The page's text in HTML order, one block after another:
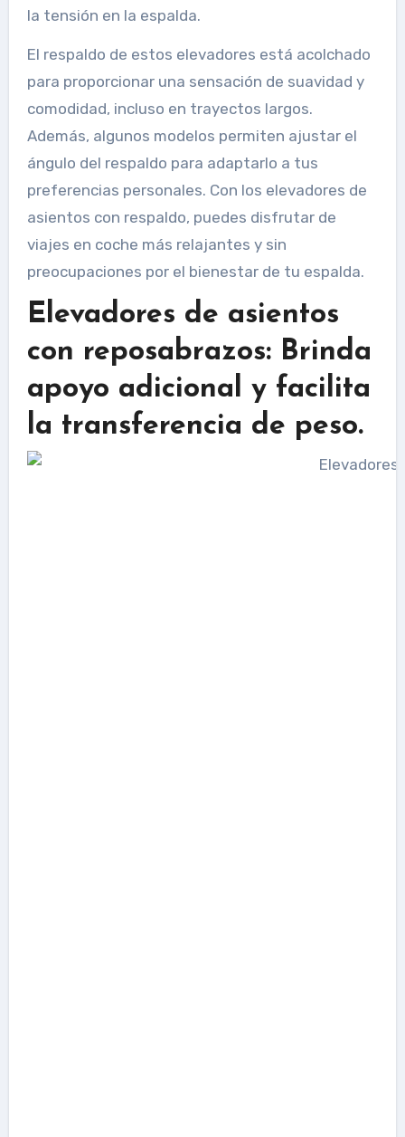
la tensión en la espalda.
El respaldo de estos elevadores está acolchado
para proporcionar una sensación de suavidad y
comodidad, incluso en trayectos largos.
Además, algunos modelos permiten ajustar el
ángulo del respaldo para adaptarlo a tus
preferencias personales. Con los elevadores de
asientos con respaldo, puedes disfrutar de
viajes en coche más relajantes y sin
preocupaciones por el bienestar de tu espalda.
Elevadores de asientos
con reposabrazos: Brinda
apoyo adicional y facilita
la transferencia de peso.